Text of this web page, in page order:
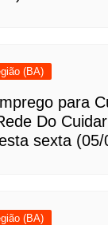
(BA)
para
Do
sexta (05/
(BA)